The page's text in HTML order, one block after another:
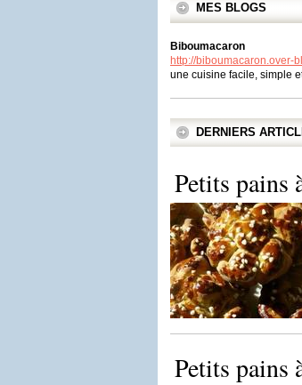
MES BLOGS
Biboumacaron
http://biboumacaron.over-
une cuisine facile, simple
DERNIERS
Petits pains
Petits pains